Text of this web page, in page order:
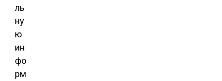
ль
ну
ю
ин
фо
рм